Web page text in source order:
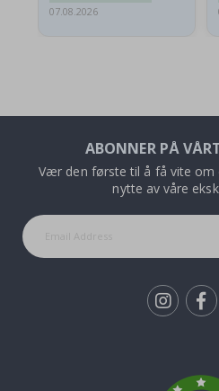
07.08.2026
ABONNER PÅ
Vær den første til å få vite om
nytte av våre